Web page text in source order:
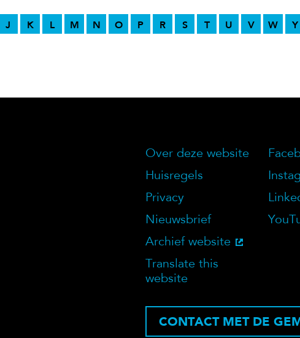
J K L M N O P R S T U V W Y
Over deze
Over deze website
Huisregels
Privacy
Nieuwsbrief
Archief website
Translate this
website
CONTACT MET DE